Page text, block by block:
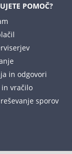
POMOČ?
in odgovori
in vračilo
sporov